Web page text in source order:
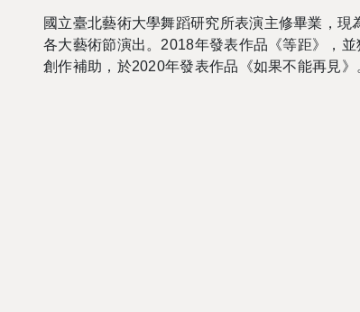
國立臺北藝術大學舞蹈研究所表演主修畢業，
各大藝術節演出。 2018年發表作品《等距》，
創作補助，於2020年發表作品《如果不能再見》